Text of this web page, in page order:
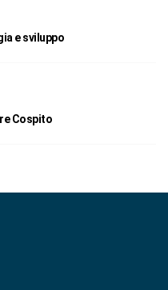
e sviluppo
Cospito